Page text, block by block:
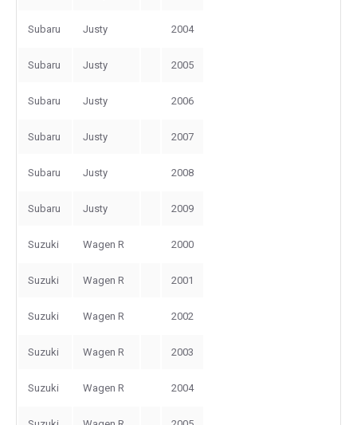
Subaru Justy 2004
Subaru Justy 2005
Subaru Justy 2006
Subaru Justy 2007
Subaru Justy 2008
Subaru Justy 2009
Suzuki Wagen R 2000
Suzuki Wagen R 2001
Suzuki Wagen R 2002
Suzuki Wagen R 2003
Suzuki Wagen R 2004